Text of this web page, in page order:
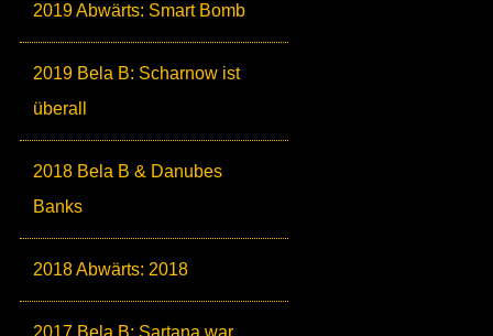
2019 Abwärts: Smart Bomb
2019 Bela B: Scharnow ist
überall
2018 Bela B & Danubes
Banks
2018 Abwärts: 2018
2017 Bela B: Sartana war